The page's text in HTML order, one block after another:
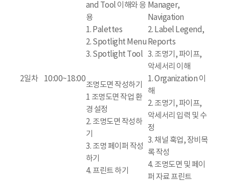
2일차 10:00~18:00
and Tool 이해와 응
용
1. Palettes
2. Spotlight Menu
3. Spotlight Tool
Manager,
Navigation
2. Label Legend,
Reports
3. 조명기, 파이프,
악세서리 이해
조명도면 작성하기
1 조명도면 작업 환
경 설정
2. 조명도면 작성하
기
3. 조명 페이퍼 작성
하기
4. 프린트 하기
1. Organization 이
해
2. 조명기, 파이프,
악세서리 입력 및 수
정
3. 채널 훅업, 장비목
록 작성
4. 조명도면 및 페이
퍼 자료 프린트